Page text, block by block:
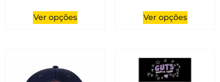
Ver opções Ver opções